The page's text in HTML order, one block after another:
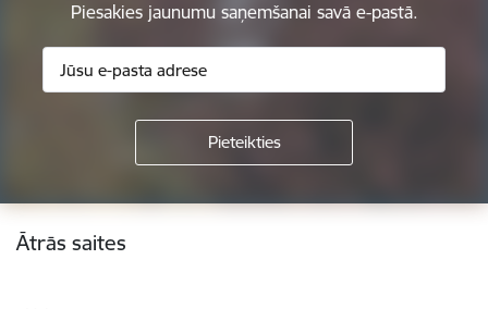
Piesakies jaunumu saņemšanai savā e-pastā.
Kājene
Ātrās saites